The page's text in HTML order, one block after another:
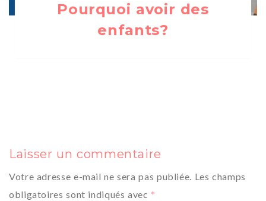
Pourquoi avoir des
enfants?
Laisser un commentaire
Votre adresse e-mail ne sera pas publiée. Les champs
obligatoires sont indiqués avec *